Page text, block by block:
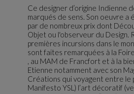
Ce designer d’origine Indienne
marqués de sens. Son oeuvre a
par de nombreux prix dont
Objet ou l'observeur du Design.
premières incursions dans le
sont faites remarquées à la
, au MAM de Francfort et à la
Etienne notamment avec son
Créations qui voyagent entre le
Manifesto YSL) l’art décoratif